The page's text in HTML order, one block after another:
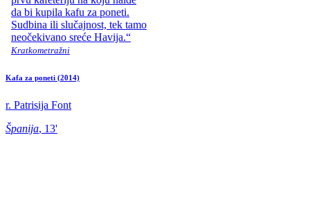
da bi kupila kafu za poneti.
Sudbina ili slučajnost, tek tamo
neočekivano sreće Havija.“
Kratkometražni
Kafa za poneti (2014)
r. Patrisija Font
Španija, 13'